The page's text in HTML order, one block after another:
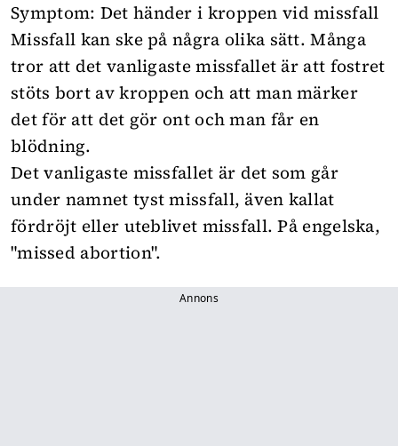
Symptom: Det händer i kroppen vid missfall
Missfall kan ske på några olika sätt. Många
tror att det vanligaste missfallet är att fostret
stöts bort av kroppen och att man märker
det för att det gör ont och man får en
blödning.
Det vanligaste missfallet är det som går
under namnet tyst missfall, även kallat
fördröjt eller uteblivet missfall. På engelska,
"missed abortion".
Annons